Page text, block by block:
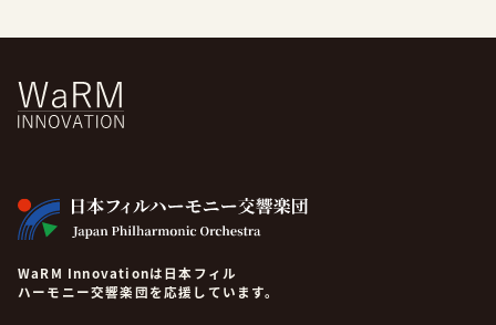
WaRM Innovationは日本フィル
ハーモニー交響楽団を応援しています。